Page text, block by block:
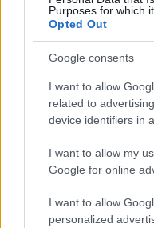
Purposes for which
Opted Out
Google consents
I want to allow
related to
device identifiers in
I want to allow my
Google for online
I want to allow
personalized
beszállítás: néhány
követelményeket is
további több
termelőknek.
bizonyos fajta - a